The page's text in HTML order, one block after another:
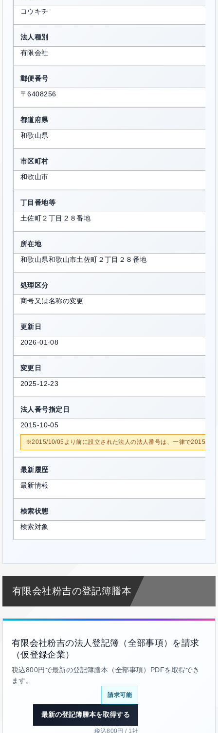
コウキチ
法人種別
有限会社
郵便番号
〒6408256
都道府県
和歌山県
市区町村
和歌山市
丁目番地等
土佐町２丁目２８番地
所在地
和歌山県和歌山市土佐町２丁目２８番地
処理区分
商号又は名称の変更
更新日
2026-01-08
変更日
2025-12-23
法人番号指定日
2015-10-05
※2015/10/05より前に設立された法人の法人番号は、一律で2015/10/
最新履歴
最新情報
検索状態
検索対象
有限会社粉吉の登記簿謄本
有限会社粉吉の法人登記簿（全部事項）を請求
（仮登録企業）
税込800円で最新の登記簿謄本（全部事項）PDFを取得でき
ます。
請求可能
最新の登記簿謄本を取得する
税込800円 / 1社